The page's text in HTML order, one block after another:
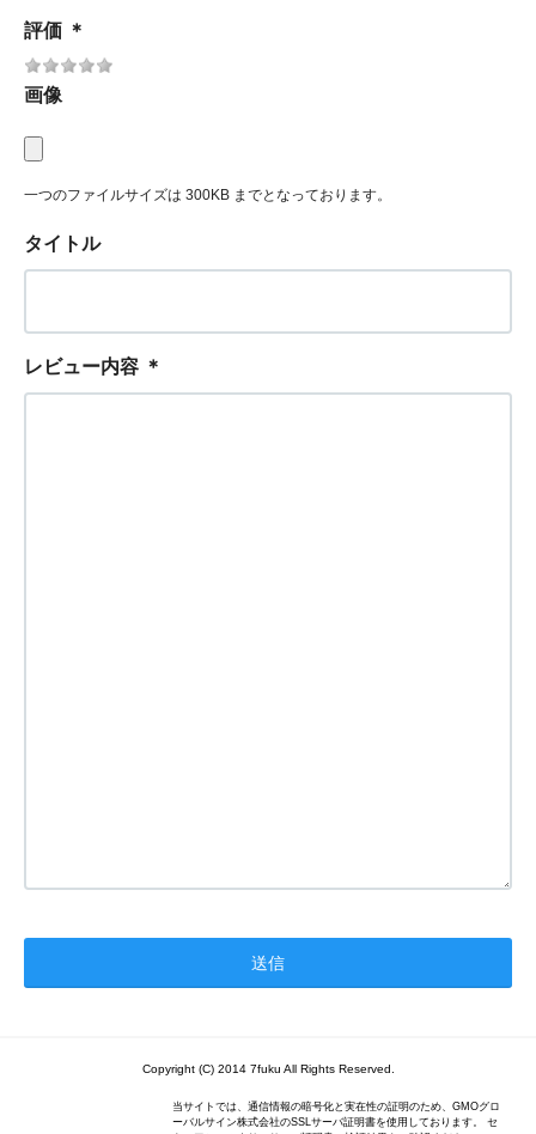
評価 ＊
画像
一つのファイルサイズは 300KB までとなっております。
タイトル
レビュー内容 ＊
Copyright (C) 2014 7fuku All Rights Reserved.
当サイトでは、通信情報の暗号化と実在性の証明のため、GMOグロ
ーバルサイン株式会社のSSLサーバ証明書を使用しております。 セ